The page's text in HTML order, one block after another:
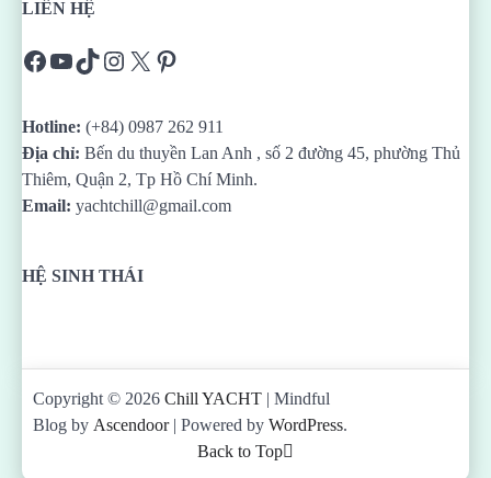
LIÊN HỆ
Facebook
YouTube
TikTok
Instagram
X Pinterest
Hotline: (+84) 0987 262 911
Địa chỉ: Bến du thuyền Lan Anh , số 2 đường 45, phường Thủ
Thiêm, Quận 2, Tp Hồ Chí Minh.
Email: yachtchill@gmail.com
HỆ SINH THÁI
Copyright © 2026 Chill YACHT | Mindful
Blog by Ascendoor| Powered by WordPress.
Back to Top